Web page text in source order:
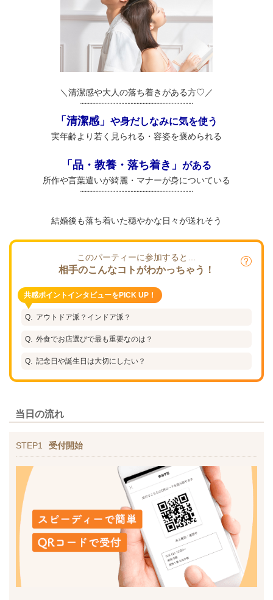
＼清潔感や大人の落ち着きがある方♡／
¨¨¨¨¨¨¨¨¨¨¨¨¨¨¨¨¨¨¨¨¨¨¨¨¨¨¨¨¨¨¨¨¨¨¨¨¨
「清潔感」 や身だしなみに気を使う
実年齢より若く見られる・容姿を褒められる
「品・教養・落ち着き」 がある
所作や言葉遣いが綺麗・マナーが身についている
¨¨¨¨¨¨¨¨¨¨¨¨¨¨¨¨¨¨¨¨¨¨¨¨¨¨¨¨¨¨¨¨¨¨¨¨¨
結婚後も落ち着いた穏やかな日々が送れそう
このパーティーに参加すると…
相手のこんなコトがわかっちゃう！
共感ポイントインタビューをPICK UP！
アウトドア派？インドア派？
外食でお店選びで最も重要なのは？
記念日や誕生日は大切にしたい？
当日の流れ
STEP1 受付開始